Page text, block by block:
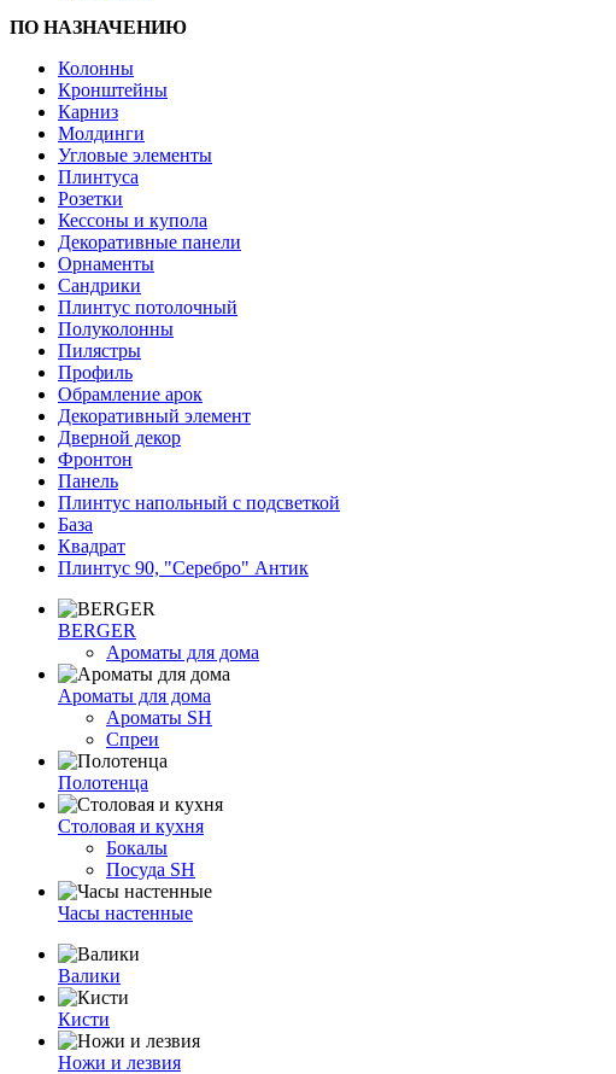
ПО НАЗНАЧЕНИЮ
Колонны
Кронштейны
Карниз
Молдинги
Угловые элементы
Плинтуса
Розетки
Кессоны и купола
Декоративные панели
Орнаменты
Сандрики
Плинтус потолочный
Полуколонны
Пилястры
Профиль
Обрамление арок
Декоративный элемент
Дверной декор
Фронтон
Панель
Плинтус напольный с подсветкой
База
Квадрат
Плинтус 90, "Серебро" Антик
BERGER
Ароматы для дома
Ароматы для дома
Ароматы SH
Спреи
Полотенца
Столовая и кухня
Бокалы
Посуда SH
Часы настенные
Валики
Кисти
Ножи и лезвия